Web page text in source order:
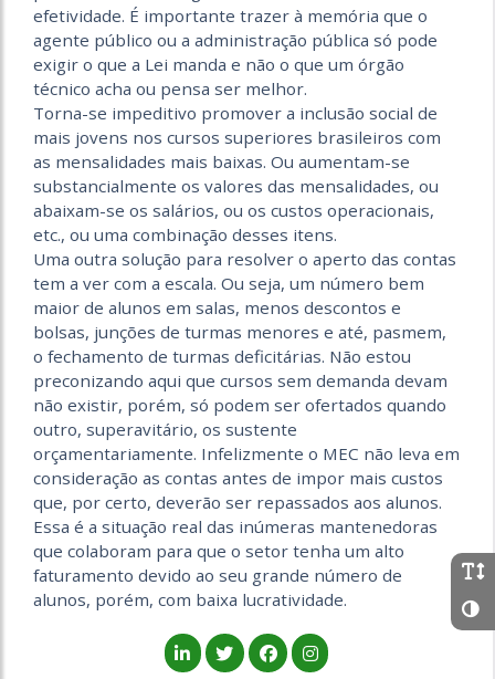
efetividade. É importante trazer à memória que o
agente público ou a administração pública só pode
exigir o que a Lei manda e não o que um órgão
técnico acha ou pensa ser melhor.
Torna-se impeditivo promover a inclusão social de
mais jovens nos cursos superiores brasileiros com
as mensalidades mais baixas. Ou aumentam-se
substancialmente os valores das mensalidades, ou
abaixam-se os salários, ou os custos operacionais,
etc., ou uma combinação desses itens.
Uma outra solução para resolver o aperto das contas
tem a ver com a escala. Ou seja, um número bem
maior de alunos em salas, menos descontos e
bolsas, junções de turmas menores e até, pasmem,
o fechamento de turmas deficitárias. Não estou
preconizando aqui que cursos sem demanda devam
não existir, porém, só podem ser ofertados quando
outro, superavitário, os sustente
orçamentariamente. Infelizmente o MEC não leva em
consideração as contas antes de impor mais custos
que, por certo, deverão ser repassados aos alunos.
Essa é a situação real das inúmeras mantenedoras
que colaboram para que o setor tenha um alto
faturamento devido ao seu grande número de
alunos, porém, com baixa lucratividade.